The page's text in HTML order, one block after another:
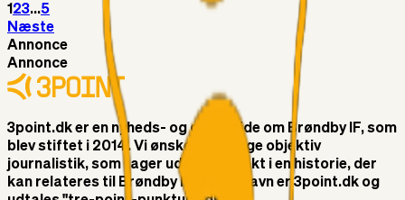
1 23...5
Næste
Annonce
Annonce
3point.dk er en nyheds- og debatside om Brøndby IF, som
blev stiftet i 2014. Vi ønsker at bringe objektiv
journalistik, som tager udgangspunkt i en historie, der
kan relateres til Brøndby IF. Vores navn er 3point.dk og